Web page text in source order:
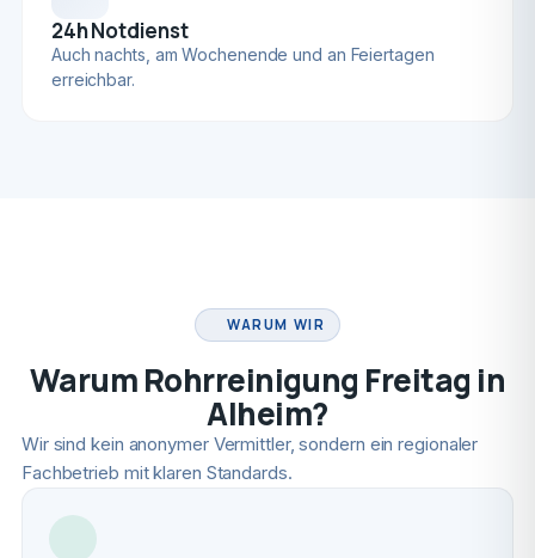
24h Notdienst
Auch nachts, am Wochenende und an Feiertagen
erreichbar.
WARUM WIR
Warum Rohrreinigung Freitag in
Alheim?
Wir sind kein anonymer Vermittler, sondern ein regionaler
Fachbetrieb mit klaren Standards.